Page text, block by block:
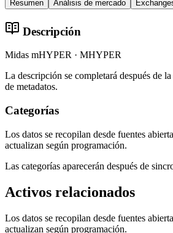
Resumen Análisis de mercado
Descripción
Midas mHYPER · MHYPER
La descripción se completará después de
de metadatos.
Categorías
Los datos se recopilan desde fuentes
actualizan según programación.
Las categorías aparecerán después de
Activos relacionados
Los datos se recopilan desde fuentes
actualizan según programación.